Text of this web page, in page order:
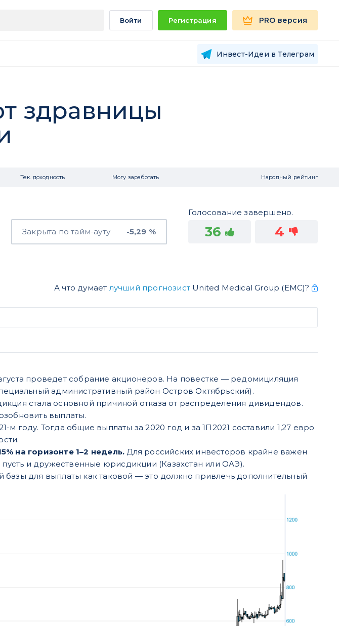
Войти Регистрация PRO версия
Инвест-Идеи в Телеграм
здравницы
Тек. доходность Могу заработать Народный рейтинг
Закрыта по тайм-ауту -5,29 %
Голосование завершено.
36 4
А что думает лучший прогнозистUnited Medical Group (ЕМС)?
проведет собрание акционеров. На повестке — редомициляция
административный район Остров Октябрьский).
стала основной причиной отказа от распределения дивидендов.
выплаты.
году. Тогда общие выплаты за 2020 год и за 1П2021 составили 1,27 евро
на горизонте 1–2 недель. Для российских инвесторов крайне важен
и дружественные юрисдикции (Казахстан или ОАЭ).
для выплаты как таковой — это должно привлечь дополнительный